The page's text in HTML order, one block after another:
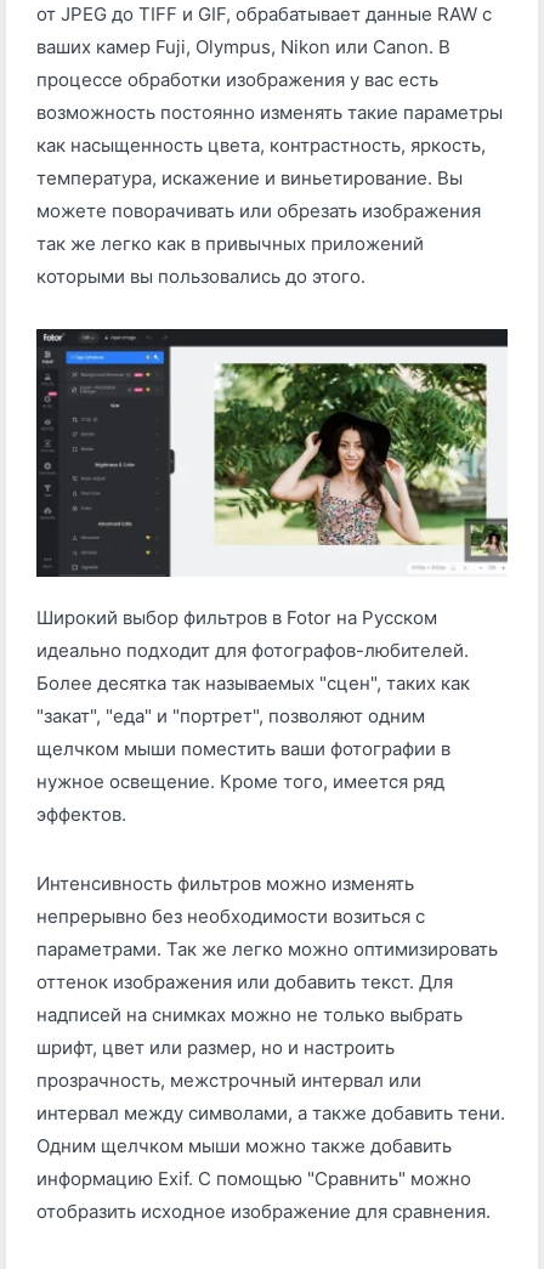
от JPEG до TIFF и GIF, обрабатывает данные RAW с
ваших камер Fuji, Olympus, Nikon или Canon. В
процессе обработки изображения у вас есть
возможность постоянно изменять такие параметры
как насыщенность цвета, контрастность, яркость,
температура, искажение и виньетирование. Вы
можете поворачивать или обрезать изображения
так же легко как в привычных приложений
которыми вы пользовались до этого.
Широкий выбор фильтров в Fotor на Русском
идеально подходит для фотографов-любителей.
Более десятка так называемых "сцен", таких как
"закат", "еда" и "портрет", позволяют одним
щелчком мыши поместить ваши фотографии в
нужное освещение. Кроме того, имеется ряд
эффектов.
Интенсивность фильтров можно изменять
непрерывно без необходимости возиться с
параметрами. Так же легко можно оптимизировать
оттенок изображения или добавить текст. Для
надписей на снимках можно не только выбрать
шрифт, цвет или размер, но и настроить
прозрачность, межстрочный интервал или
интервал между символами, а также добавить тени.
Одним щелчком мыши можно также добавить
информацию Exif. С помощью "Сравнить" можно
отобразить исходное изображение для сравнения.